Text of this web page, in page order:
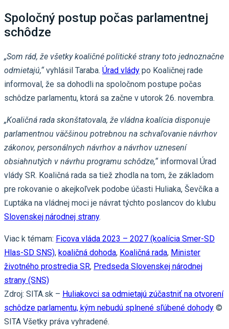
Spoločný postup počas parlamentnej
schôdze
„Som rád, že všetky koaličné politické strany toto jednoznačne
odmietajú,“ vyhlásil Taraba. Úrad vlády po Koaličnej rade
informoval, že sa dohodli na spoločnom postupe počas
schôdze parlamentu, ktorá sa začne v utorok 26. novembra.
„Koaličná rada skonštatovala, že vládna koalícia disponuje
parlamentnou väčšinou potrebnou na schvaľovanie návrhov
zákonov, personálnych návrhov a návrhov uznesení
obsiahnutých v návrhu programu schôdze,“ informoval Úrad
vlády SR. Koaličná rada sa tiež zhodla na tom, že základom
pre rokovanie o akejkoľvek podobe účasti Huliaka, Ševčíka a
Ľuptáka na vládnej moci je návrat týchto poslancov do klubu
Slovenskej národnej strany.
Viac k témam: Ficova vláda 2023 – 2027 (koalícia Smer-SD
Hlas-SD SNS), koaličná dohoda, Koaličná rada, Minister
životného prostredia SR, Predseda Slovenskej národnej
strany (SNS)
Zdroj: SITA.sk – Huliakovci sa odmietajú zúčastniť na otvorení
schôdze parlamentu, kým nebudú splnené sľúbené dohody ©
SITA Všetky práva vyhradené.